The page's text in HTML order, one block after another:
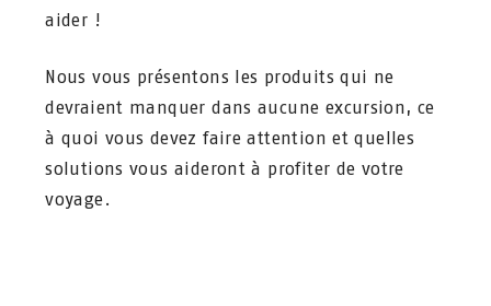
aider !
Nous vous présentons les produits qui ne
devraient manquer dans aucune excursion, ce
à quoi vous devez faire attention et quelles
solutions vous aideront à profiter de votre
voyage.